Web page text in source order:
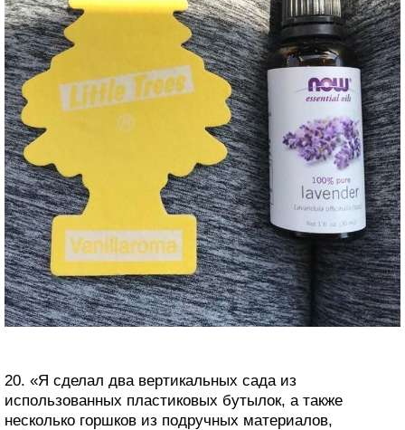
20. «Я сделал два вертикальных сада из
использованных пластиковых бутылок, а также
несколько горшков из подручных материалов,